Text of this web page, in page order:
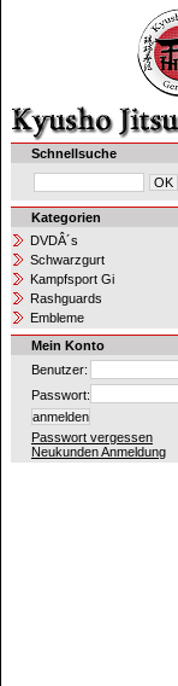
Schnellsuche
Kategorien
DVDÂ´s
Schwarzgurt
Kampfsport Gi
Rashguards
Embleme
Mein Konto
Benutzer:
Passwort:
Passwort vergessen
Neukunden Anmeldung